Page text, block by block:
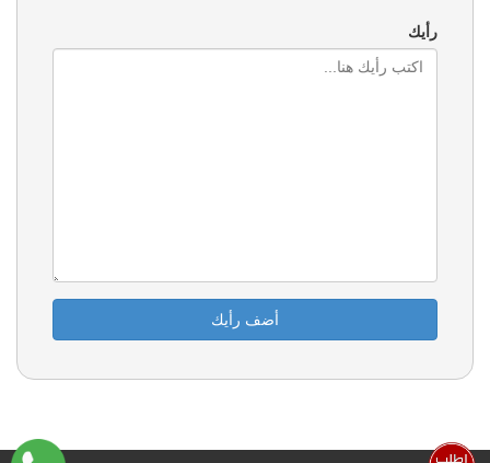
رأيك
أضف رأيك